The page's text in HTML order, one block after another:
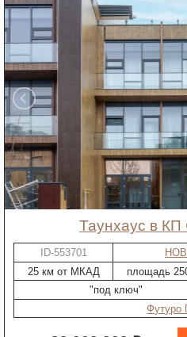
таунхаус в
ID-553701
25 км от МКАД
площадь
"под ключ"
Футуро